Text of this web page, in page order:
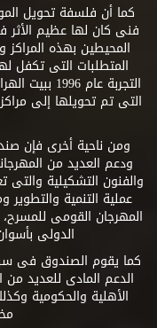
كما أن فلسفة تحويل
فنى كان لها عظيم الأثر
المحيطين بهذه
المتطلبات التى تكفل
التجربة
ومن ناحية أخرى فإن
ودعم العديد من
والفنون التشكيلية
عملية التنمية
المهرجان القومى
الدولى
كما يقوم الصندوق فى
الدعم المادى للعديد من
الأهلية والحكومية